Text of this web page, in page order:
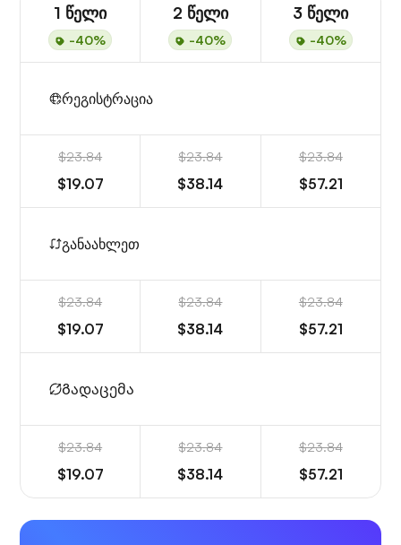
1 წელი
-40%
2 წელი
-40%
3 წელი
-40%
რეგისტრაცია
$23.84
$19.07
$23.84
$38.14
$23.84
$57.21
განაახლეთ
$23.84
$19.07
$23.84
$38.14
$23.84
$57.21
Გადაცემა
$23.84
$19.07
$23.84
$38.14
$23.84
$57.21